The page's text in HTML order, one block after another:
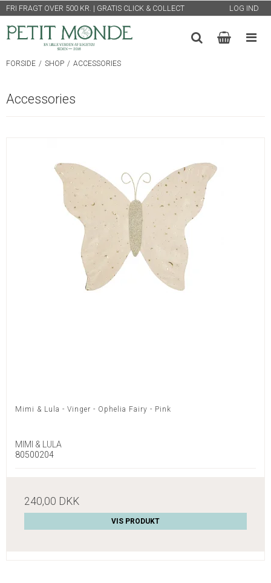
FRI FRAGT OVER 500 KR. | GRATIS CLICK & COLLECT LOG IND
FORSIDE / SHOP / ACCESSORIES
Accessories
Mimi & Lula - Vinger - Ophelia Fairy - Pink
MIMI & LULA
80500204
240,00 DKK
VIS PRODUKT